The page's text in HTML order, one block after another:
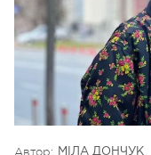
Автор: МІЛА ДОНЧУК